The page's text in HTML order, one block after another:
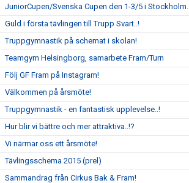
JuniorCupen/Svenska Cupen den 1-3/5 i Stockholm.
Guld i första tävlingen till Trupp Svart..!
Truppgymnastik på schemat i skolan!
Teamgym Helsingborg, samarbete Fram/Turn
Följ GF Fram på Instagram!
Välkommen på årsmöte!
Truppgymnastik - en fantastisk upplevelse..!
Hur blir vi bättre och mer attraktiva..!?
Vi närmar oss ett årsmöte!
Tävlingsschema 2015 (prel)
Sammandrag från Cirkus Bak & Fram!